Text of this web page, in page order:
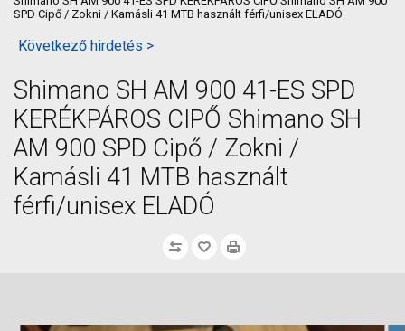
SPD Cipő / Zokni / Kamásli 41 MTB használt férfi/unisex ELADÓ
Következő hirdetés >
Shimano SH AM 900 41-ES SPD
KERÉKPÁROS CIPŐ Shimano SH
AM 900 SPD Cipő / Zokni /
Kamásli 41 MTB használt
férfi/unisex ELADÓ